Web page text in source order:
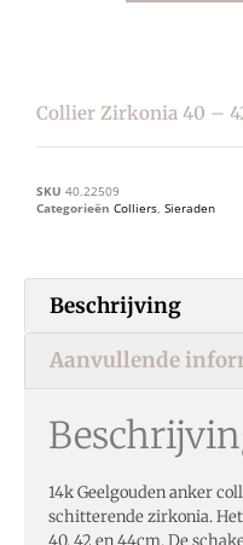
Collier Zirkonia 40 –
SKU 40.22509
Categorieën Colliers, Sieraden
Beschrijving
Aanvullende
14k Geelgouden anker
schitterende zirkonia.
40, 42 en 44cm. De